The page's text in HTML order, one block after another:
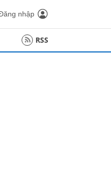
nhập
RSS